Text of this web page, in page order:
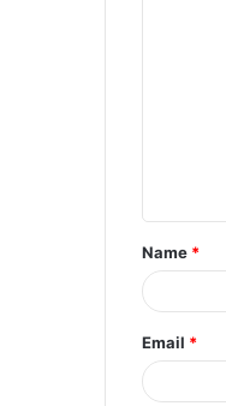
t
*
Name *
Email *